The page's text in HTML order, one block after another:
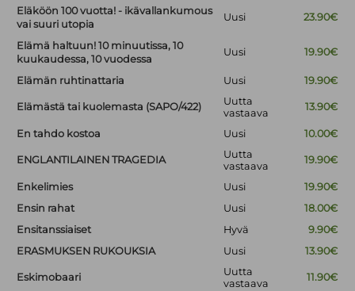
Eläköön 100 vuotta! - ikävallankumous
vai suuri utopia
Uusi 23.90€
Elämä haltuun! 10 minuutissa, 10
kuukaudessa, 10 vuodessa
Uusi 19.90€
Elämän ruhtinattaria Uusi 19.90€
Elämästä tai kuolemasta (SAPO/422)
Uutta
vastaava
13.90€
En tahdo kostoa Uusi 10.00€
ENGLANTILAINEN TRAGEDIA
Uutta
vastaava
19.90€
Enkelimies Uusi
19.90€
Ensin rahat
Uusi
18.00€
Ensitanssiaiset
Hyvä
9.90€
ERASMUKSEN RUKOUKSIA
Uusi 13.90€
Eskimobaari
Uutta
vastaava
11.90€